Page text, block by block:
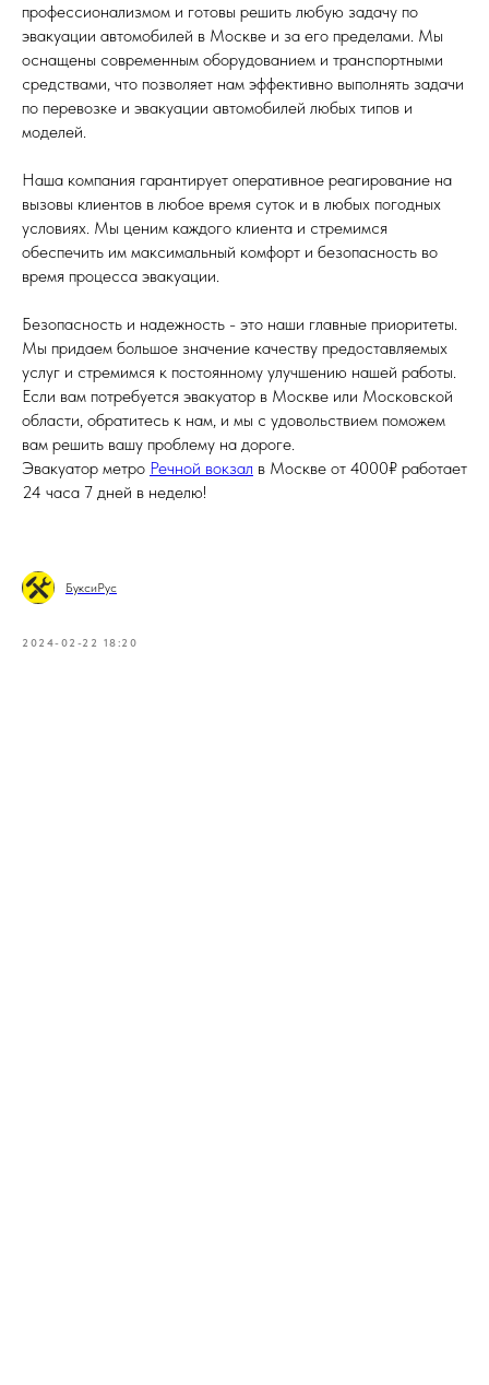
профессионализмом и готовы решить любую задачу по
эвакуации автомобилей в Москве и за его пределами. Мы
оснащены современным оборудованием и транспортными
средствами, что позволяет нам эффективно выполнять задачи
по перевозке и эвакуации автомобилей любых типов и
моделей.
Наша компания гарантирует оперативное реагирование на
вызовы клиентов в любое время суток и в любых погодных
условиях. Мы ценим каждого клиента и стремимся
обеспечить им максимальный комфорт и безопасность во
время процесса эвакуации.
Безопасность и надежность - это наши главные приоритеты.
Мы придаем большое значение качеству предоставляемых
услуг и стремимся к постоянному улучшению нашей работы.
Если вам потребуется эвакуатор в Москве или Московской
области, обратитесь к нам, и мы с удовольствием поможем
вам решить вашу проблему на дороге.
Эвакуатор метро Речной вокзал в Москве от 4000₽ работает
24 часа 7 дней в неделю!
БуксиРус
2024-02-22 18:20